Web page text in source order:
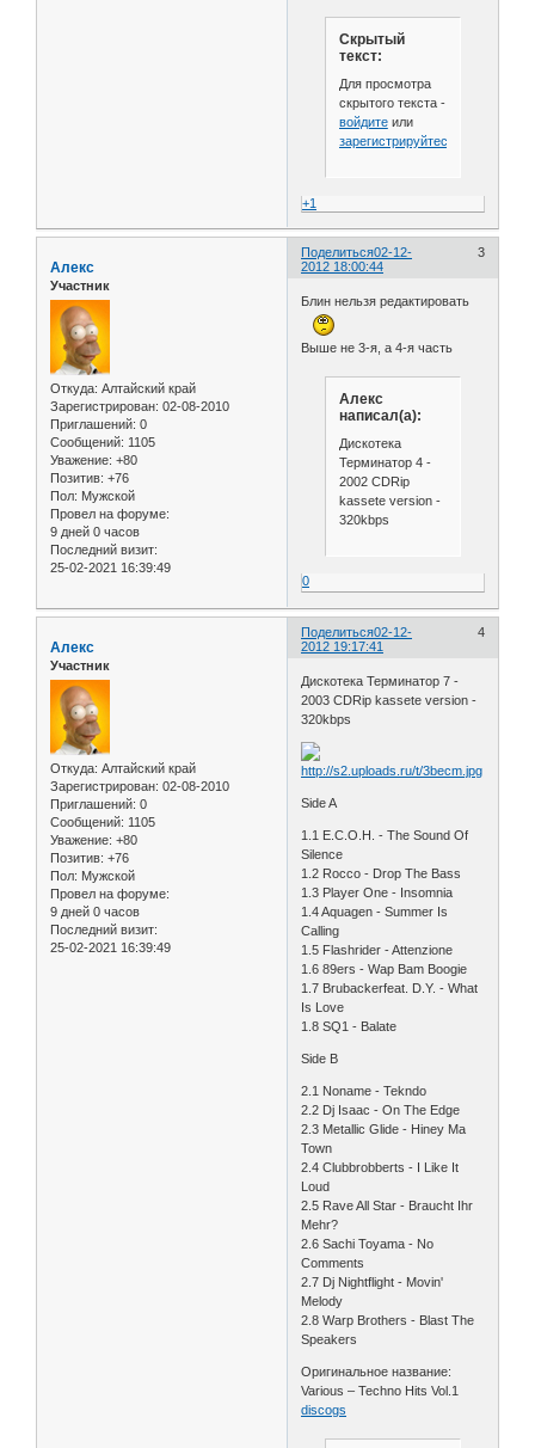
Скрытый
текст:
Для просмотра
скрытого текста -
войдитеили
зарегистрируйтесь
+1
Поделиться 3
02-12-
2012 18:00:44
Алекс
Участник
Откуда: Алтайский край
Зарегистрирован: 02-08-2010
Приглашений: 0
Сообщений: 1105
Уважение: +80
Позитив: +76
Пол: Мужской
Провел на форуме:
9 дней 0 часов
Последний визит:
25-02-2021 16:39:49
Блин нельзя редактировать
Выше не 3-я, а 4-я часть
Алекс
написал(а):
Дискотека
Терминатор 4 -
2002 CDRip
kassete version -
320kbps
0
Поделиться 4
02-12-
2012 19:17:41
Алекс
Участник
Откуда: Алтайский край
Зарегистрирован: 02-08-2010
Приглашений: 0
Сообщений: 1105
Уважение: +80
Позитив: +76
Пол: Мужской
Провел на форуме:
9 дней 0 часов
Последний визит:
25-02-2021 16:39:49
Дискотека Терминатор 7 -
2003 CDRip kassete version -
320kbps
Side A
1.1 E.C.O.H. - The Sound Of
Silence
1.2 Rocco - Drop The Bass
1.3 Player One - Insomnia
1.4 Aquagen - Summer Is
Calling
1.5 Flashrider - Attenzione
1.6 89ers - Wap Bam Boogie
1.7 Brubackerfeat. D.Y. - What
Is Love
1.8 SQ1 - Balate
Side B
2.1 Noname - Tekndo
2.2 Dj Isaac - On The Edge
2.3 Metallic Glide - Hiney Ma
Town
2.4 Clubbrobberts - I Like It
Loud
2.5 Rave All Star - Braucht Ihr
Mehr?
2.6 Sachi Toyama - No
Comments
2.7 Dj Nightflight - Movin'
Melody
2.8 Warp Brothers - Blast The
Speakers
Оригинальное название:
Various – Techno Hits Vol.1
discogs